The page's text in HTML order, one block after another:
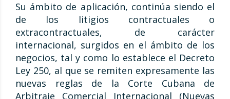
Su ámbito de aplicación, continúa siendo el
de los litigios contractuales o
extracontractuales, de carácter
internacional, surgidos en el ámbito de los
negocios, tal y como lo establece el Decreto
Ley 250, al que se remiten expresamente las
nuevas reglas de la Corte Cubana de
Arbitraje Comercial Internacional (Nuevas